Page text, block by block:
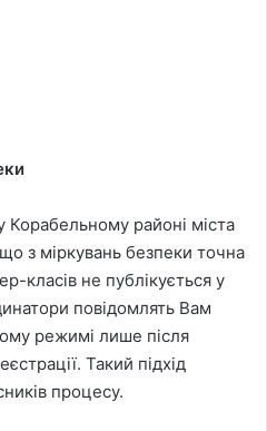
Корабельному районі міста
з міркувань безпеки точна
класів не публікується у
повідомлять Вам
режимі лише після
Такий підхід
процесу.